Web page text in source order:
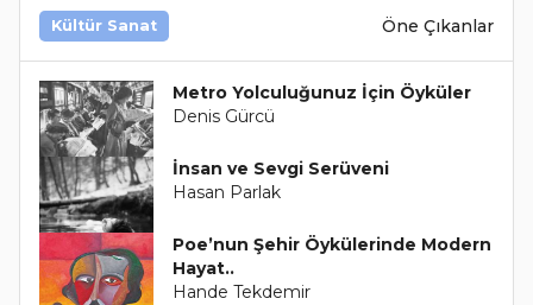
Kültür Sanat Öne Çıkanlar
Metro Yolculuğunuz İçin Öyküler
Denis Gürcü
İnsan ve Sevgi Serüveni
Hasan Parlak
Poe’nun Şehir Öykülerinde Modern
Hayat..
Hande Tekdemir